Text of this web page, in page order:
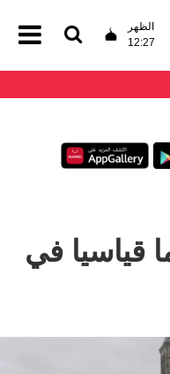
الظهر
12:27
قياسيا في